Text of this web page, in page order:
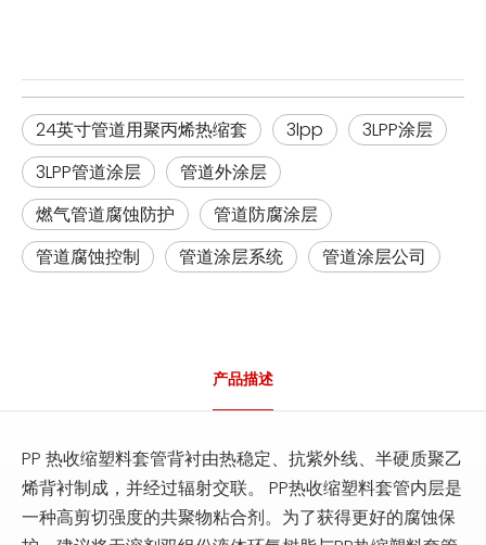
24英寸管道用聚丙烯热缩套 3lpp
3LPP涂层
3LPP管道涂层
管道外涂层
燃气管道腐蚀防护
管道防腐涂层
管道腐蚀控制
管道涂层系统 管道涂层公司
产品描述
PP 热收缩塑料套管背衬由热稳定、抗紫外线、半硬质聚乙
烯背衬制成，并经过辐射交联。 PP热收缩塑料套管内层是
一种高剪切强度的共聚物粘合剂。为了获得更好的腐蚀保